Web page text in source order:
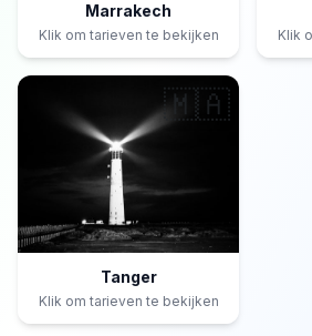
Marrakech
Klik om tarieven te bekijken Klik
🇲🇦
Tanger
Klik om tarieven te bekijken